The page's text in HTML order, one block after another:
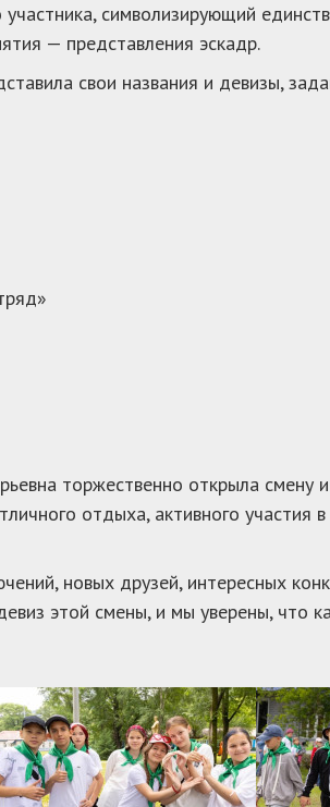
символизирующий
— представления эскадр.
свои названия и девизы,
торжественно открыла смену
отдыха, активного участия
новых друзей, интересных
этой смены, и мы уверены, что